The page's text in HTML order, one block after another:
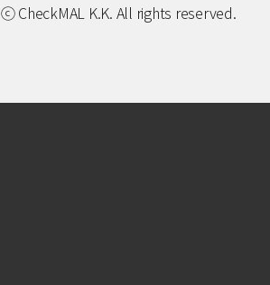
ⓒ CheckMAL K.K. All rights reserved.